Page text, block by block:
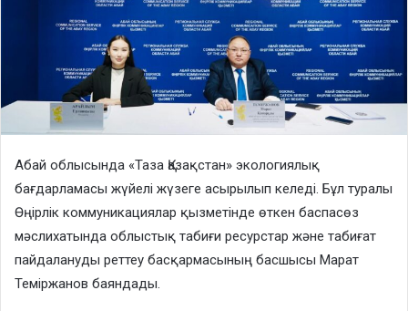
Абай облысында «Таза Қазақстан» экологиялық
бағдарламасы жүйелі жүзеге асырылып келеді. Бұл туралы
Өңірлік коммуникациялар қызметінде өткен баспасөз
мәслихатында облыстық табиғи ресурстар және табиғат
пайдалануды реттеу басқармасының басшысы Марат
Теміржанов баяндады.